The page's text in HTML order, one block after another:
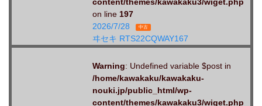
content/themes/kawakaku3/wiget.php
on line 197
2026/7/28
中古
ヰセキ RTS22CQWAY167
Warning: Undefined variable $post in
/home/kawakaku/kawakaku-
nouki.jp/public_html/wp-
content/themes/kawakaku3/wiget.php